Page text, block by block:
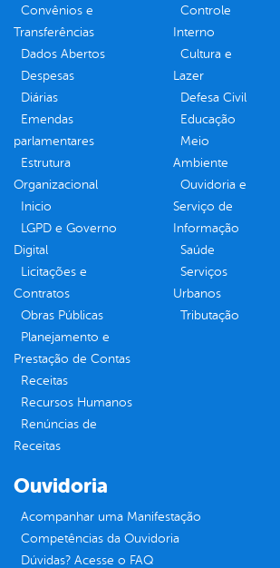
Convênios e
Transferências
Dados Abertos
Despesas
Diárias
Emendas
parlamentares
Estrutura
Organizacional
Inicio
LGPD e Governo
Digital
Licitações e
Contratos
Obras Públicas
Planejamento e
Prestação de Contas
Receitas
Recursos Humanos
Renúncias de
Receitas
Controle
Interno
Cultura e
Lazer
Defesa Civil
Educação
Meio
Ambiente
Ouvidoria e
Serviço de
Informação
Saúde
Serviços
Urbanos
Tributação
Ouvidoria
Acompanhar uma Manifestação
Competências da Ouvidoria
Dúvidas? Acesse o FAQ